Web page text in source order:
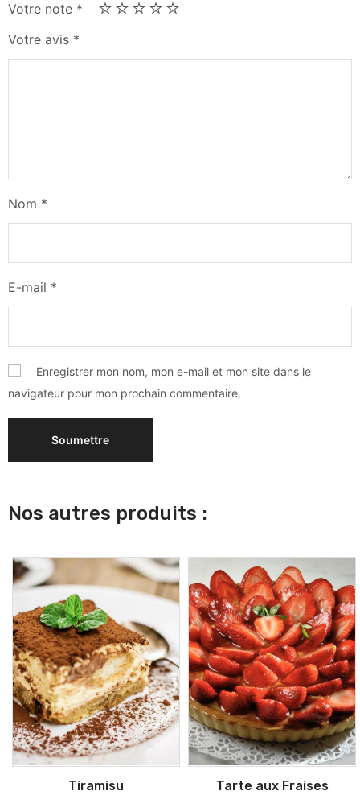
Votre note *
Votre avis *
Nom *
E-mail *
Enregistrer mon nom, mon e-mail et mon site dans le
navigateur pour mon prochain commentaire.
Nos autres produits :
Tiramisu Tarte aux Fraises